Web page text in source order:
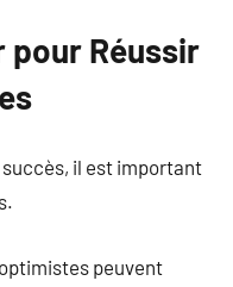
pour Réussir
il est important
peuvent